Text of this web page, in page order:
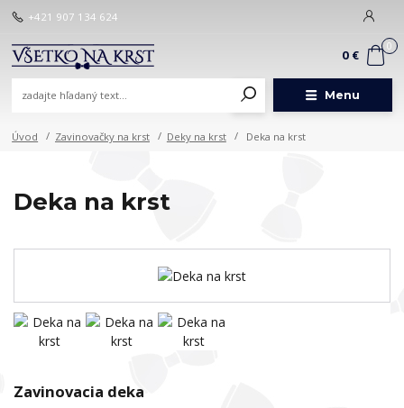
Menu
+421 907 134 624
0
0 €
Úvod Zavinovačky na krst Deky na krst Deka na krst
Deka na krst
Zavinovacia deka